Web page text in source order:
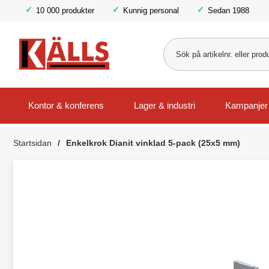
10 000 produkter Kunnig personal Sedan 1988
Kontor & konferens Lager & industri Kampanjer
Startsidan Enkelkrok Dianit vinklad 5-pack (25x5 mm)